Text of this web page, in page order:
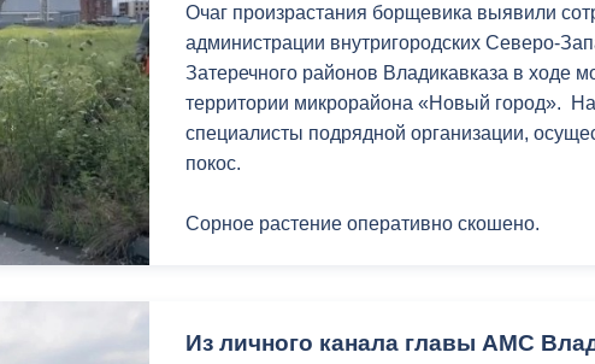
Работаем
Очаг произрастания борщевика выявили
администрации внутригородских Северо-
Затеречного районов Владикавказа в ходе
территории микрорайона «Новый город».
специалисты подрядной организации,
покос.
Сорное растение оперативно скошено.
Из личного канала главы АМС